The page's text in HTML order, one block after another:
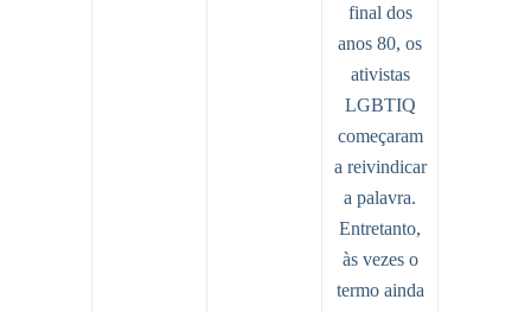
final dos
anos 80, os
ativistas
LGBTIQ
começaram
a reivindicar
a palavra.
Entretanto,
às vezes o
termo ainda